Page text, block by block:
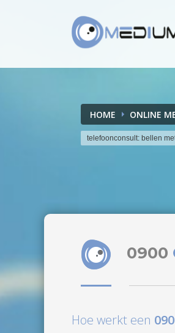
HOME ONLINE
telefoonconsult: bellen
0900
Hoe werkt een